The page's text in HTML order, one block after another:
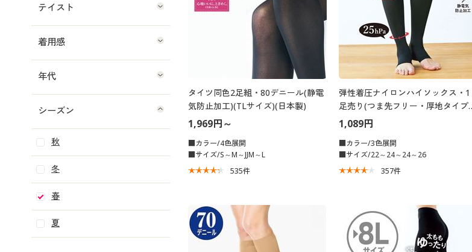
タイツ同色2足組・80デニール(静電
気防止加工)(TLサイズ)(日本製)
1,969円～
■カラー/4色展開
■サイズ/S～M～JJM～L
535件
弾性着圧ナイロンハイソックス・1
足売り(つま先フリー・厚地タイプ)
(消臭加工)(日本製)
1,089円
■カラー/3色展開
■サイズ/22～24～24～26
357件
テイスト
着用感
年代
シーズン
秋
冬
春
夏